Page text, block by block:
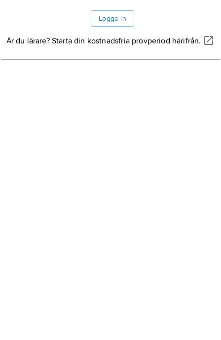
Logga in
Är du lärare? Starta din kostnadsfria provperiod härifrån.